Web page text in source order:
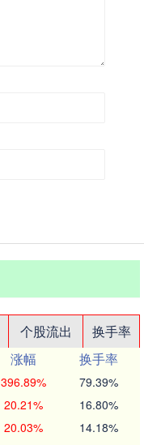
个股流出
换手率
涨幅
换手率
396.89% 79.39%
20.21% 16.80%
20.03% 14.18%